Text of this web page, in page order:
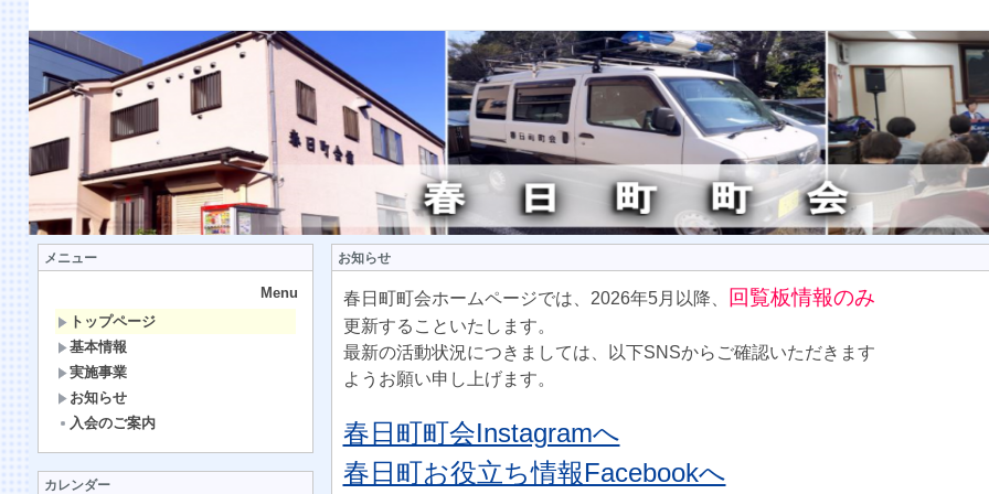
メニュー
Menu
トップページ
基本情報
実施事業
お知らせ
入会のご案内
カレンダー
お知らせ
春日町町会ホームページでは、2026年5月以降、 回覧板情報のみ
更新することいたします。
最新の活動状況につきましては、以下SNSからご確認いただきます
ようお願い申し上げます。
春日町町会Instagramへ
春日町お役立ち情報Facebookへ